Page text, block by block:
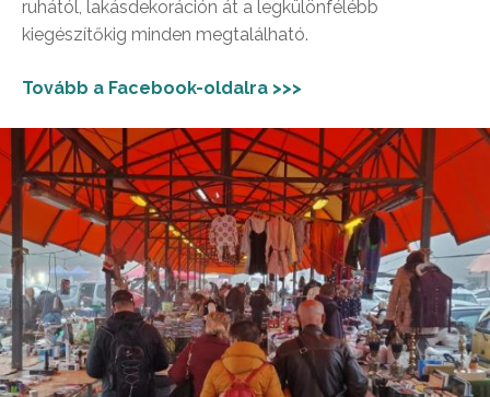
ruhától, lakásdekoráción át a legkülönfélébb
kiegészítőkig minden megtalálható.
Tovább a Facebook-oldalra >>>